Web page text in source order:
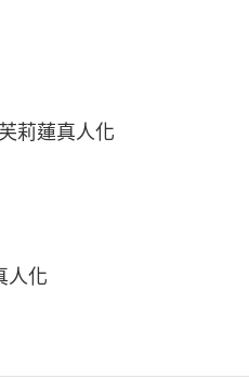
莉蓮真人化
人化